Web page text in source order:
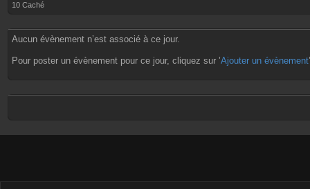
10 Caché
Aucun évènement n’est associé à ce jour.
Pour poster un évènement pour ce jour, cliquez sur ’Ajouter un évènement